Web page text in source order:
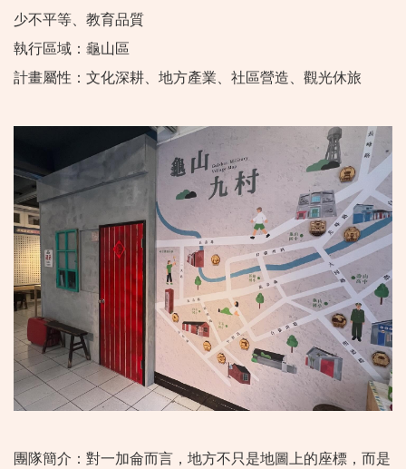
少不平等、教育品質
執行區域：龜山區
計畫屬性：文化深耕、地方產業、社區營造、觀光休旅
團隊簡介：對一加侖而言，地方不只是地圖上的座標，而是